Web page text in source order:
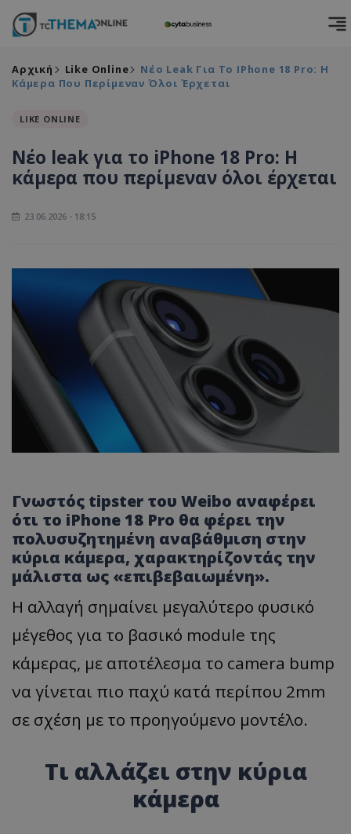
Αρχική Like Online
Νέο Leak Για Το IPhone 18 Pro: Η
Κάμερα Που Περίμεναν Όλοι Έρχεται
LIKE ONLINE
Νέο leak για το iPhone 18 Pro: Η
κάμερα που περίμεναν όλοι έρχεται
23.06.2026 - 18:15
Γνωστός tipster του Weibo αναφέρει
ότι το iPhone 18 Pro θα φέρει την
πολυσυζητημένη αναβάθμιση στην
κύρια κάμερα, χαρακτηρίζοντάς την
μάλιστα ως «επιβεβαιωμένη».
Η αλλαγή σημαίνει μεγαλύτερο φυσικό
μέγεθος για το βασικό module της
κάμερας, με αποτέλεσμα το camera bump
να γίνεται πιο παχύ κατά περίπου 2mm
σε σχέση με το προηγούμενο μοντέλο.
Τι αλλάζει στην κύρια
κάμερα